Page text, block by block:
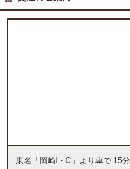
東名「岡崎I・C」より車で 15分